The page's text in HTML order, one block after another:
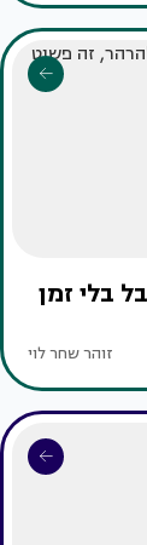
- אבל בלי זמן
זוהר שחר לוי